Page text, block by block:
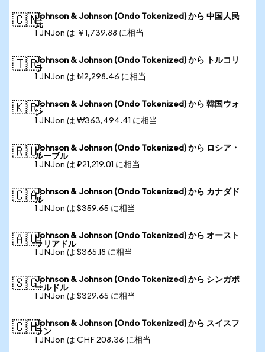
🇨🇳Johnson & Johnson (Ondo Tokenized) から 中国人民
元
1 JNJon は ￥1,739.88 に相当
🇹🇷Johnson & Johnson (Ondo Tokenized) から トルコリ
ラ
1 JNJon は ₺12,298.46 に相当
🇰🇷Johnson & Johnson (Ondo Tokenized) から 韓国ウォ
ン
1 JNJon は ₩363,494.41 に相当
🇷🇺Johnson & Johnson (Ondo Tokenized) から ロシア・
ルーブル
1 JNJon は ₽21,219.01 に相当
🇨🇦Johnson & Johnson (Ondo Tokenized) から カナダド
ル
1 JNJon は $359.65 に相当
🇦🇺Johnson & Johnson (Ondo Tokenized) から オースト
ラリアドル
1 JNJon は $365.18 に相当
🇸🇬Johnson & Johnson (Ondo Tokenized) から シンガポ
ールドル
1 JNJon は $329.65 に相当
🇨🇭Johnson & Johnson (Ondo Tokenized) から スイスフ
ラン
1 JNJon は CHF 208.36 に相当